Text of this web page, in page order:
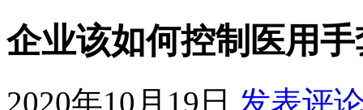
企业该如何控制医用
2020年10月19日 发表评